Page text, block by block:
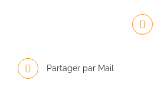
Partager par Mail